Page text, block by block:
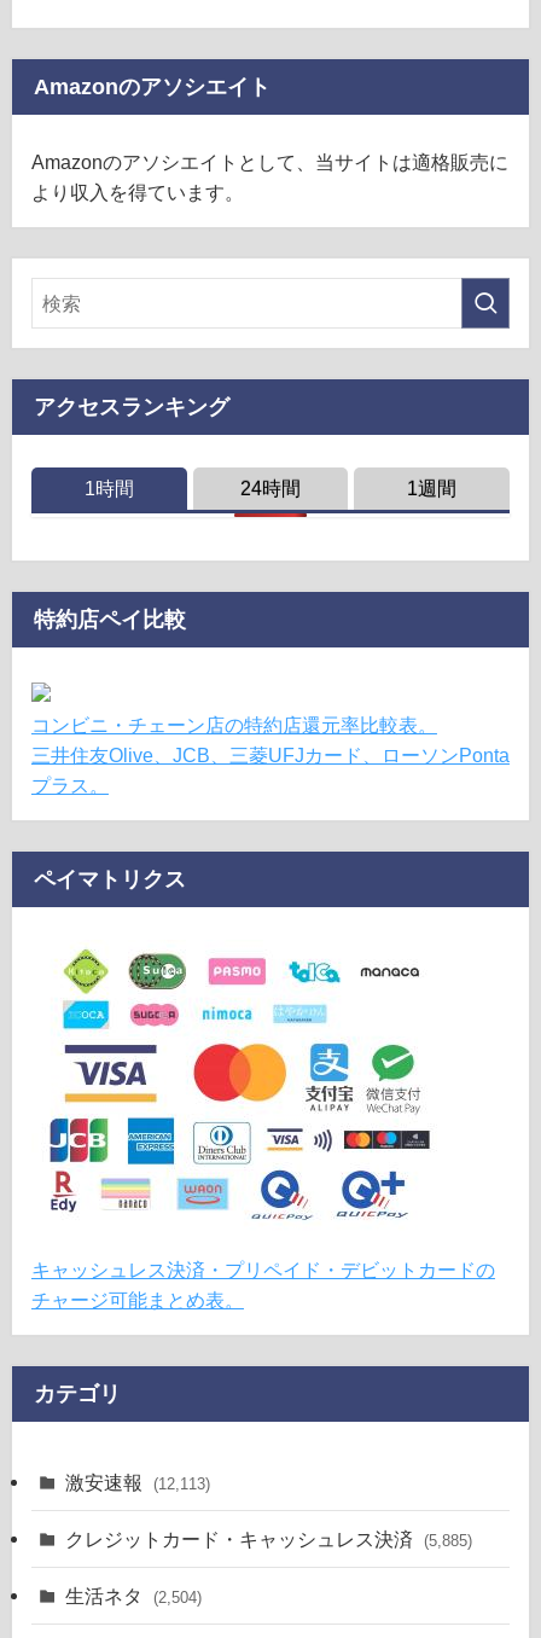
Amazonのアソシエイト
Amazonのアソシエイトとして、当サイトは適格販売に
より収入を得ています。
アクセスランキング
1時間 24時間 1週間
特約店ペイ比較
コンビニ・チェーン店の特約店還元率比較表。
三井住友Olive、JCB、三菱UFJカード、ローソンPonta
プラス。
ペイマトリクス
キャッシュレス決済・プリペイド・デビットカードの
チャージ可能まとめ表。
カテゴリ
激安速報 (12,113)
クレジットカード・キャッシュレス決済 (5,885)
生活ネタ (2,504)